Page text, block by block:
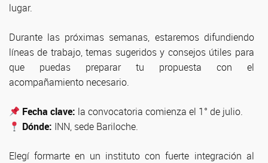
lugar.
Durante las próximas semanas, estaremos difundiendo
líneas de trabajo, temas sugeridos y consejos útiles para
que puedas preparar tu propuesta con el
acompañamiento necesario.
Fecha clave: la convocatoria comienza el 1° de julio.
Dónde: INN, sede Bariloche.
Elegí formarte en un instituto con fuerte integración al